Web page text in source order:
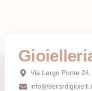
Via Largo Ponte